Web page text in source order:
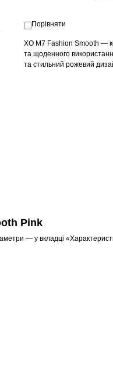
Порівняти
XO M7 Fashion Smooth —
та щоденного
та стильний рожевий
Pink
— у вкладці